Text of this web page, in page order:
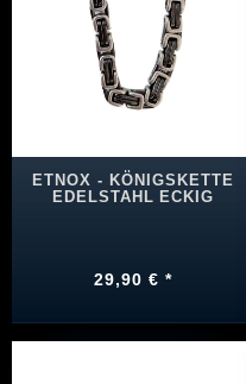
ETNOX - KÖNIGSKETTE
EDELSTAHL ECKIG
29,90 € *